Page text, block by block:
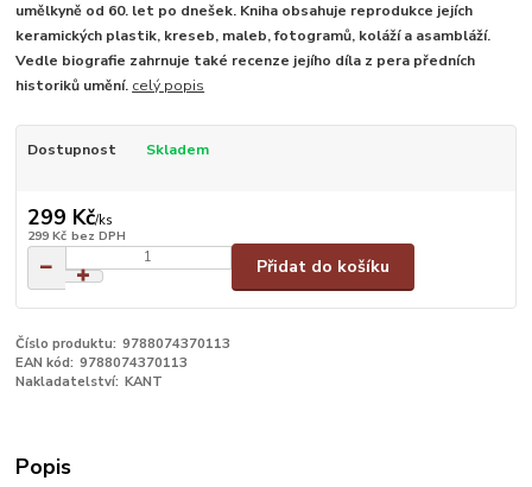
umělkyně od 60. let po dnešek. Kniha obsahuje reprodukce jejích
keramických plastik, kreseb, maleb, fotogramů, koláží a asambláží.
Vedle biografie zahrnuje také recenze jejího díla z pera předních
historiků umění. celý popis
Dostupnost Skladem
299 Kč/ks
299 Kč bez DPH
Přidat do košíku
Číslo produktu: 9788074370113
EAN kód: 9788074370113
Nakladatelství: KANT
Popis